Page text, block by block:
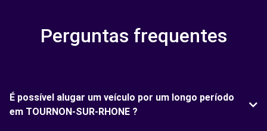
Perguntas frequentes
É possível alugar um veículo por um longo período
em TOURNON-SUR-RHONE ?